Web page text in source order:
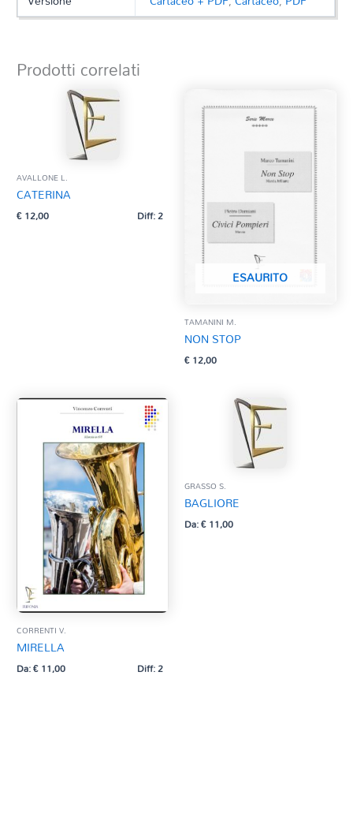
Prodotti correlati
AVALLONE L.
CATERINA
€12,00 Diff: 2
ESAURITO
TAMANINI M.
NON STOP
€12,00
CORRENTI V.
MIRELLA
Da:€11,00 Diff: 2
GRASSO S.
BAGLIORE
Da:€11,00